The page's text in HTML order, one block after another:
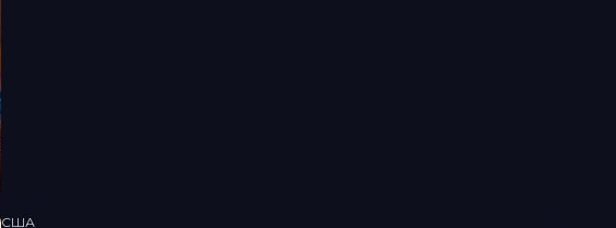
США